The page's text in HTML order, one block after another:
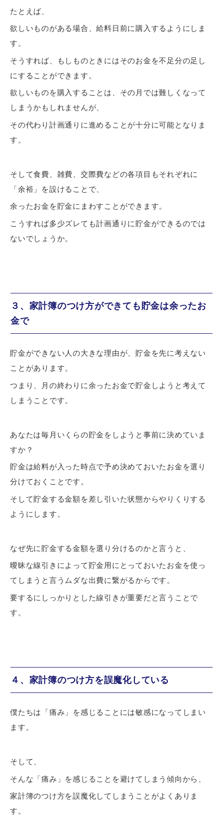
たとえば、
欲しいものがある場合、給料日前に購入するようにしま
す。
そうすれば、もしものときにはそのお金を不足分の足し
にすることができます。
欲しいものを購入することは、その月では難しくなって
しまうかもしれませんが、
その代わり計画通りに進めることが十分に可能となりま
す。
そして食費、雑費、交際費などの各項目もそれぞれに
「余裕」を設けることで、
余ったお金を貯金にまわすことができます。
こうすれば多少ズレても計画通りに貯金ができるのでは
ないでしょうか。
３、家計簿のつけ方ができても貯金は余ったお
金で
貯金ができない人の大きな理由が、 貯金を先に考えない
ことがあります。
つまり、月の終わりに余ったお金で貯金しようと考えて
しまうことです。
あなたは毎月いくらの貯金をしようと事前に決めていま
すか？
貯金は給料が入った時点で予め決めておいたお金を選り
分けておく ことです。
そして貯金する金額を差し引いた状態からやりくりする
ようにします。
なぜ先に貯金する金額を選り分けるのかと言うと、
曖昧な線引き によって貯金用にとっておいたお金を使っ
てしまうと言う ムダな出費に繋がるからです。
要するに しっかりとした線引き が重要だと言うことで
す。
４、家計簿のつけ方を誤魔化している
僕たちは 「痛み」を感じる ことには敏感になってしまい
ます。
そして、
そんな「痛み」を感じることを避けてしまう傾向から、
家計簿のつけ方を誤魔化してしまうことがよくありま
す。